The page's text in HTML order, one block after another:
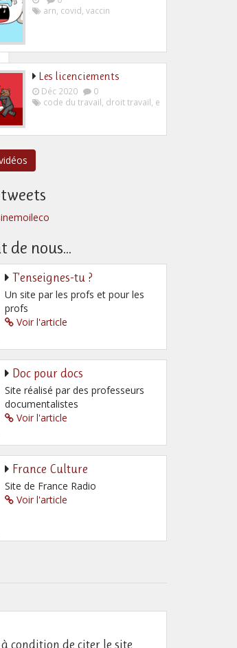
arn covid vaccin
Les licenciements
Déc 2020
0
code du travail droit travail employeur
de nous...
T’enseignes-tu ?
Un site par les profs et pour les
profs
Voir l'article
Doc pour docs
Site réalisé par des professeurs
documentalistes
Voir l'article
France Culture
Site de France Radio
Voir l'article
condition de citer le site